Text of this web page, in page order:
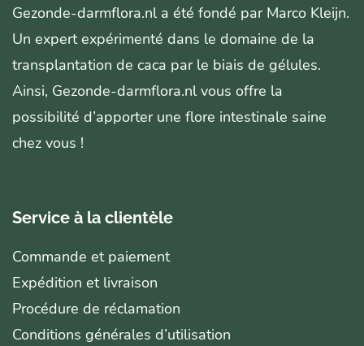
Gezonde-darmflora.nl a été fondé par Marco Kleijn.
Un expert expérimenté dans le domaine de la
transplantation de caca par le biais de gélules.
Ainsi, Gezonde-darmflora.nl vous offre la
possibilité d’apporter une flore intestinale saine
chez vous !
Service à la clientèle
Commande et paiement
Expédition et livraison
Procédure de réclamation
Conditions générales d’utilisation